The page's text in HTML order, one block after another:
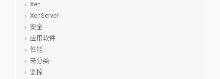
Xen
XenServer
安全
应用软件
性能
未分类
监控